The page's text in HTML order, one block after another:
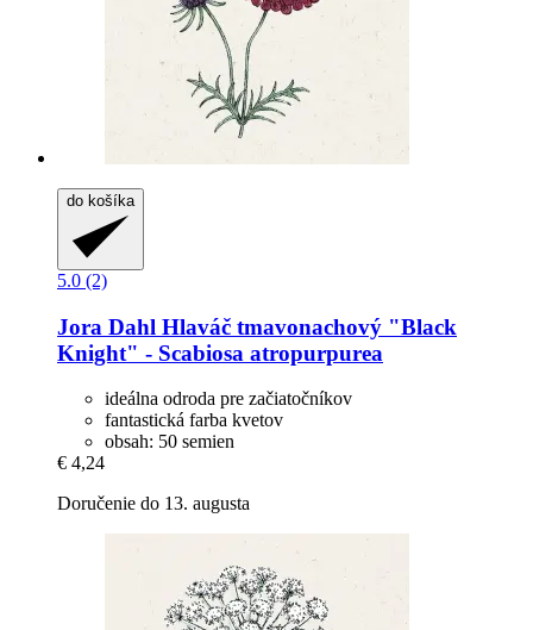
do košíka
5.0 (2)
Jora Dahl Hlaváč tmavonachový "Black
Knight" -​ Scabiosa atropurpurea
ideálna odroda pre začiatočníkov
fantastická farba kvetov
obsah: 50 semien
€ 4,24
Doručenie do 13. augusta